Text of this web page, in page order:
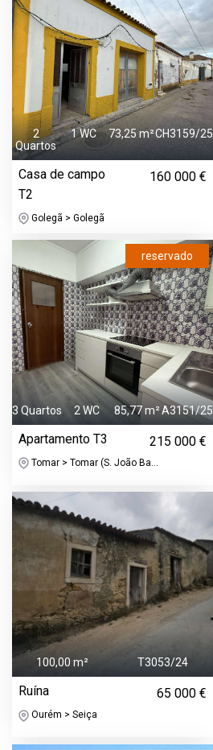
2
Quartos
1 WC 73,25 m²CH3159/25
Casa de campo
T2
160 000 €
Golegã > Golegã
reservado
3 Quartos 2 WC 85,77 m²A3151/25
Apartamento T3 215 000 €
Tomar > Tomar (S. João Ba...
100,00 m² T3053/24
Ruína 65 000 €
Ourém > Seiça